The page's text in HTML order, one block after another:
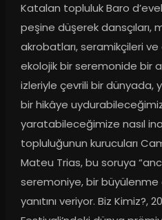
Katalan topluluk Baro
peşine düşerek dansçıları,
akrobatları, seramikçileri ve
ekolojik bir seremonide bir
izleriyle çevrili bir dünyada,
bir hikâye
yaratabileceğimize nasıl
topluluğunun kurucuları
Mateu Trias, bu soruya
seremoniye, bir büyülenme
yanıtını veriyor. Biz Kimiz?,